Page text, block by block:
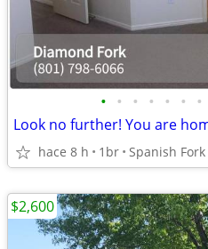
• • • • • • •
hace 8 h 1br
$2,600